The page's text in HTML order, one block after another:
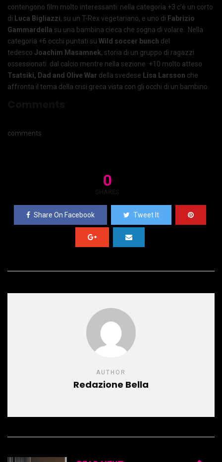
contengono film molto interessanti: nella categoria +3 c’è un corto
di Luca Bigliazzi, su un T-Rex vegetariano, e uno di Fabrizio
Gammardella su una bambina cieca che sogna di volare. Nella
categoria +6 occhi puntati su Wild soccer bunch del
tedesco Joachim Masamnek, storia di un gruppo di ragazzi
ossessionati dal calcio mentre nella sezione +10 molto atteso
Tsatsiki, Dad and Olive War della svedese Lisa Larsson che
affronta il tema della crisi greca vista con gli occhi di un bambino.
comments
0
SHARES
Share On Facebook Tweet It
AUTHOR
Redazione Bella